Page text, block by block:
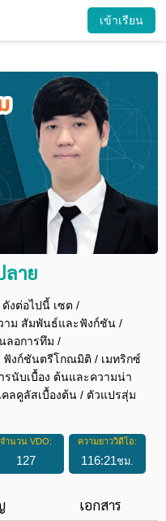
เข้าเรียน
ลาย
งต่อไปนี้ เซต /
าม สัมพันธ์และฟังก์ชัน /
ลอการทึม /
ฟังก์ชันตรีโกณมิติ / เมทริกซ์
รนับเบื้อง ต้นและความน่า
ลคูลัสเบื้องต้น / ตัวแปรสุ่ม
จำนวน VDO:
127
ความยาววิดีโอ:
116:21ชม.
เอกสาร